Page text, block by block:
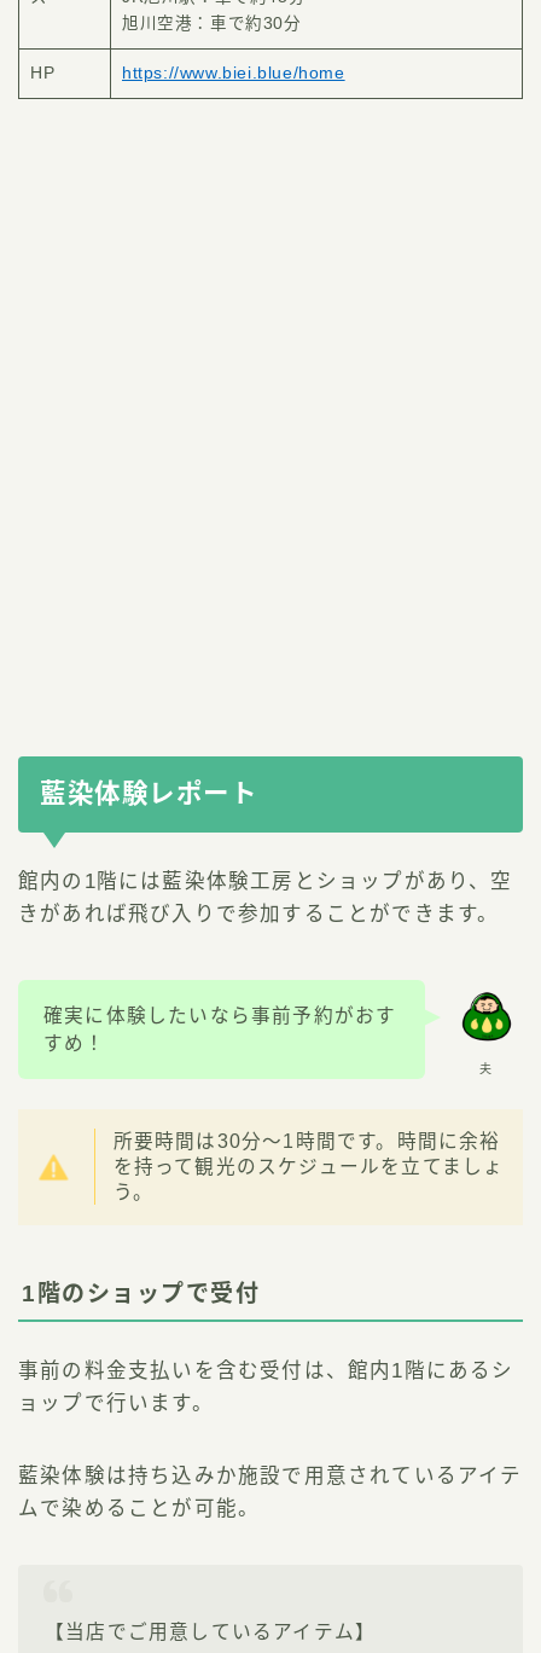
旭川空港：車で約30分
HP https://www.biei.blue/home
藍染体験レポート
館内の1階には藍染体験工房とショップがあり、空
きがあれば飛び入りで参加することができます。
夫
確実に体験したいなら事前予約がおす
すめ！
所要時間は30分〜1時間です。時間に余裕
を持って観光のスケジュールを立てましょ
う。
1階のショップで受付
事前の料金支払いを含む受付は、館内1階にあるシ
ョップで行います。
藍染体験は持ち込みか施設で用意されているアイテ
ムで染めることが可能。
【当店でご用意しているアイテム】